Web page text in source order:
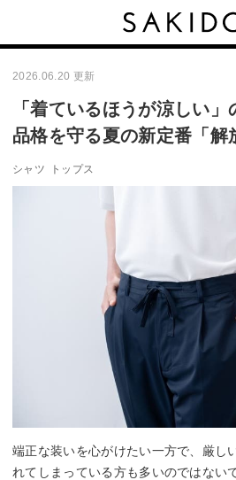
2026.06.20 更新
「着ているほうが涼しい
品格を守る夏の新定番「解
シャツ トップス
端正な装いを心がけたい一方で、厳し
れてしまっている方も多いのではない